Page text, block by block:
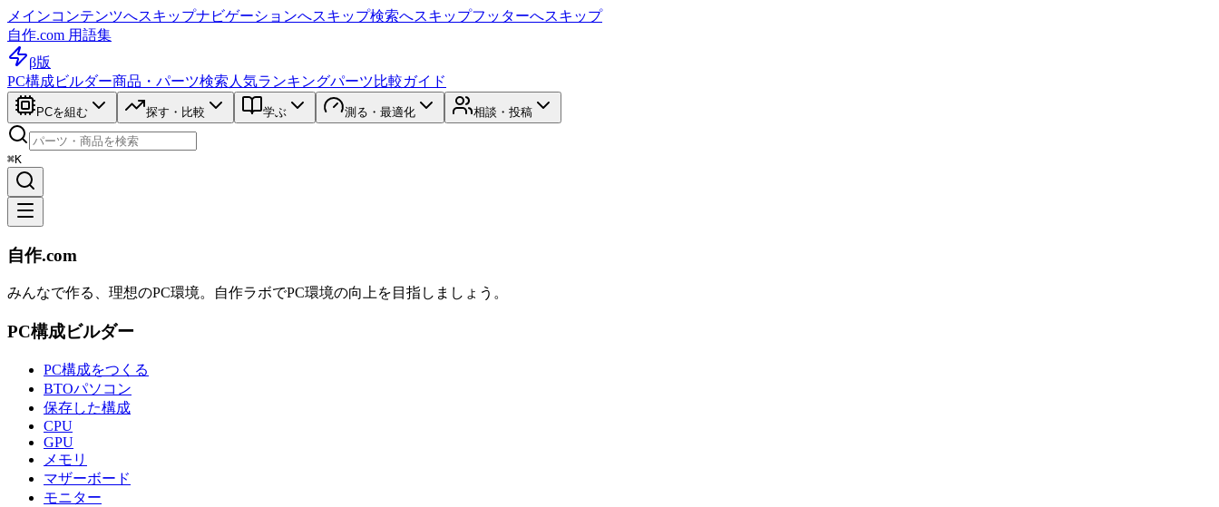
メインコンテンツへスキップナビゲーションへスキップ検索へスキップフッターへスキップ
自作.com 用語集
β版
PC構成ビルダー商品・パーツ検索 人気ランキングパーツ比較ガイド
PCを組む 探す・比較 学ぶ 測る・最適化 相談・投稿
⌘K
自作.com
みんなで作る、理想のPC環境。 自作ラボでPC環境の向上を目指しましょう。
PC構成ビルダー
PC構成をつくる
BTOパソコン
保存した構成
CPU
GPU
メモリ
マザーボード
モニター